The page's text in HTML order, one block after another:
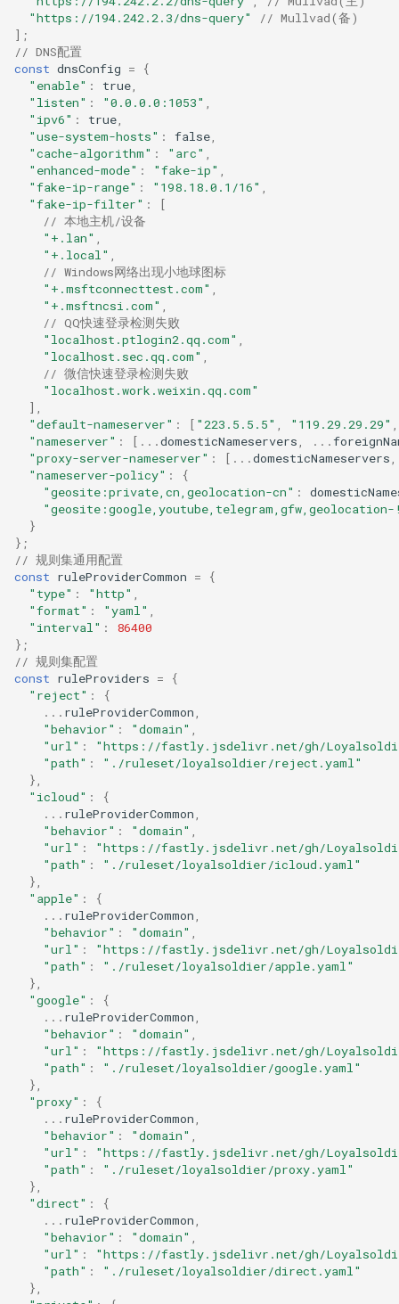
"https://194.242.2.3/dns-query"
// Mullvad(备)
];
// DNS配置
const dnsConfig =
{
"enable" : true,
"listen" : "0.0.0.0:1053" ,
"ipv6" : true,
"use-system-hosts" : false,
"cache-algorithm" : "arc" ,
"enhanced-mode" : "fake-ip" ,
"fake-ip-range" : "198.18.0.1/16" ,
"fake-ip-filter" :
[
// 本地主机/设备
"+.lan" ,
"+.local" ,
// Windows网络出现小地球图标
"+.msftconnecttest.com" ,
"+.msftncsi.com" ,
// QQ快速登录检测失败
"localhost.ptlogin2.qq.com" ,
"localhost.sec.qq.com" ,
// 微信快速登录检测失败
"localhost.work.weixin.qq.com"
],
"default-nameserver" : [ "223.5.5.5" , "119.29.29.29" ,
"nameserver" : [...domesticNameservers, ...
"proxy-server-nameserver" : [...domesticNameservers,
"nameserver-policy" :
{
"geosite:private,cn,geolocation-cn" :
}
};
// 规则集通用配置
const ruleProviderCommon =
{
"type" : "http" ,
"format" : "yaml" ,
"interval" :
86400
};
// 规则集配置
const ruleProviders =
{
"reject" :
{
... ruleProviderCommon,
"behavior" : "domain" ,
"url" :
"https://fastly.jsdelivr.net/gh/
"path" :
"./ruleset/loyalsoldier/reject.yaml"
},
"icloud" :
{
... ruleProviderCommon,
"behavior" : "domain" ,
"url" :
"https://fastly.jsdelivr.net/gh/
"path" :
"./ruleset/loyalsoldier/icloud.yaml"
},
"apple" :
{
... ruleProviderCommon,
"behavior" : "domain" ,
"url" :
"https://fastly.jsdelivr.net/gh/
"path" :
"./ruleset/loyalsoldier/apple.yaml"
},
"google" :
{
... ruleProviderCommon,
"behavior" : "domain" ,
"url" :
"https://fastly.jsdelivr.net/gh/
"path" :
"./ruleset/loyalsoldier/google.yaml"
},
"proxy" :
{
... ruleProviderCommon,
"behavior" : "domain" ,
"url" :
"https://fastly.jsdelivr.net/gh/
"path" :
"./ruleset/loyalsoldier/proxy.yaml"
},
"direct" :
{
... ruleProviderCommon,
"behavior" : "domain" ,
"url" :
"https://fastly.jsdelivr.net/gh/
"path" :
"./ruleset/loyalsoldier/direct.yaml"
},